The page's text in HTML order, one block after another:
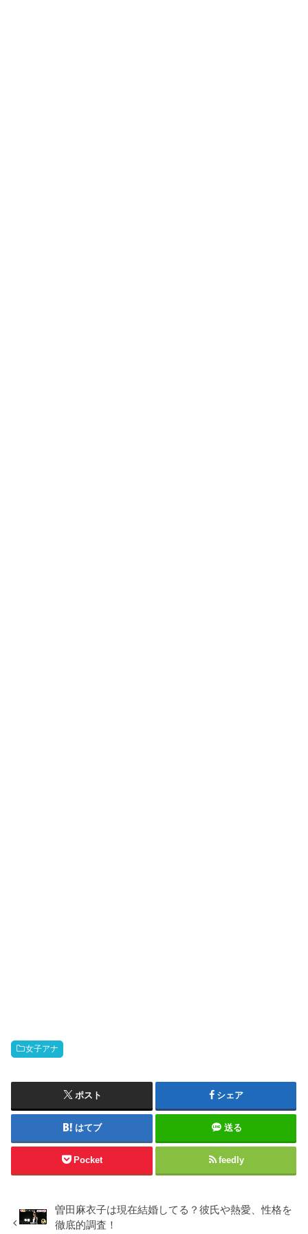
女子アナ
ポスト シェア
はてブ 送る
Pocket feedly
曽田麻衣子は現在結婚してる？彼氏や熱愛、性格を
徹底的調査！